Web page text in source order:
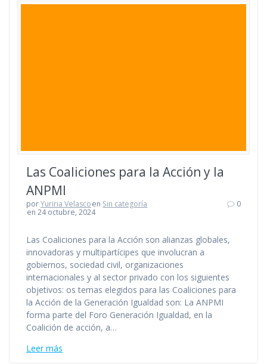
Las Coaliciones para la Acción y la
ANPMI
porYuriria Velascoen Sin categoría
en 24 octubre, 2024
0
Las Coaliciones para la Acción son alianzas globales,
innovadoras y multipartícipes que involucran a
gobiernos, sociedad civil, organizaciones
internacionales y al sector privado con los siguientes
objetivos: os temas elegidos para las Coaliciones para
la Acción de la Generación Igualdad son: La ANPMI
forma parte del Foro Generación Igualdad, en la
Coalición de acción, a…
Leer más